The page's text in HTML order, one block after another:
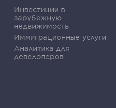
Инвестиции в
зарубежную
недвижимость
Иммиграционные услуги
Аналитика для
девелоперов